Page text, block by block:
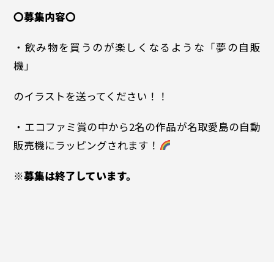
〇募集内容〇
・飲み物を買うのが楽しくなるような「夢の自販
機」
のイラストを送ってください！！
・エコファミ賞の中から2名の作品が名取愛島の自動
販売機にラッピングされます！
※募集は終了しています。